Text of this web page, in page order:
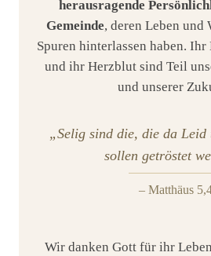
herausragende
Gemeinde, deren Leben und
Spuren hinterlassen haben.
und ihr Herzblut sind Teil
und unserer
„Selig sind die, die da Leid
sollen getröstet
– Matthäus
Wir danken Gott für ihr